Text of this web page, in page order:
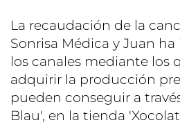
La recaudación de la
Sonrisa Médica y Juan
los canales mediante los
adquirir la producción
pueden conseguir a
Blau', en la tienda